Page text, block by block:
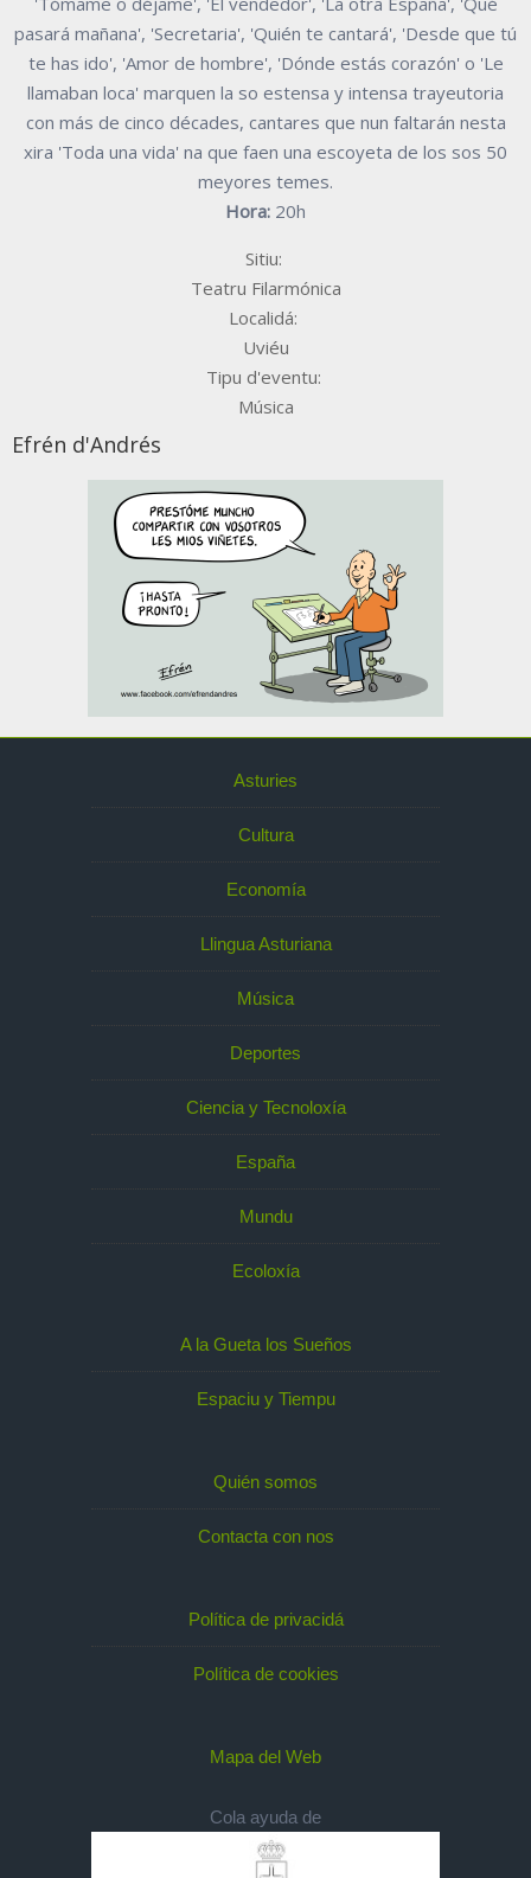
pasará mañana', 'Secretaria', 'Quién te cantará', 'Desde que tú
te has ido', 'Amor de hombre', 'Dónde estás corazón' o 'Le
llamaban loca' marquen la so estensa y intensa trayeutoria
con más de cinco décades, cantares que nun faltarán nesta
xira 'Toda una vida' na que faen una escoyeta de los sos 50
meyores temes.
Hora: 20h
Sitiu:
Teatru Filarmónica
Localidá:
Uviéu
Tipu d'eventu:
Música
Efrén d'Andrés
Asturies
Cultura
Economía
Llingua Asturiana
Música
Deportes
Ciencia y Tecnoloxía
España
Mundu
Ecoloxía
A la Gueta los Sueños
Espaciu y Tiempu
Quién somos
Contacta con nos
Política de privacidá
Política de cookies
Mapa del Web
Cola ayuda de